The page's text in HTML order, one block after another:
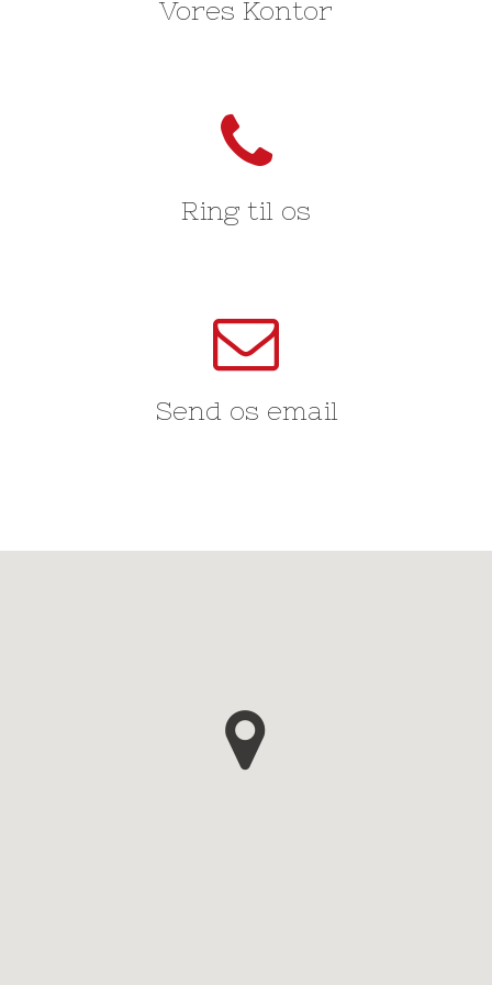
Vores Kontor
Ring til os
TELEFON: 41 26 06 61
Send os email
AL@AL-BYG.COM